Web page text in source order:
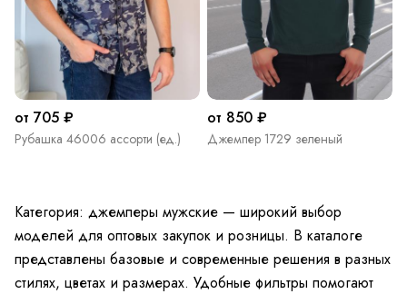
от 705 ₽
Рубашка 46006 ассорти (ед.)
от 850 ₽
Джемпер 1729 зеленый
Категория: джемперы мужские — широкий выбор
моделей для оптовых закупок и розницы. В каталоге
представлены базовые и современные решения в разных
стилях, цветах и размерах. Удобные фильтры помогают